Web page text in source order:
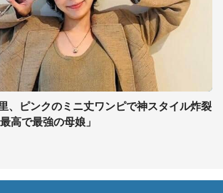
、ピンクのミニ丈ワンピで神スタイル炸裂
高で最強の母娘」